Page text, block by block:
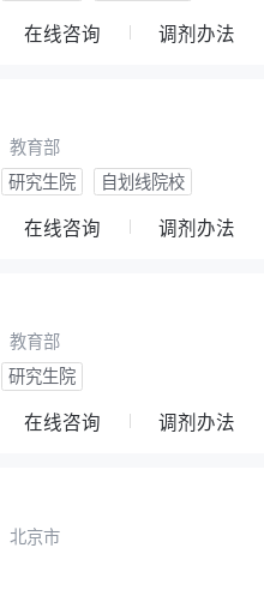
在线咨询 调剂办法
教育部
研究生院 自划线院校
在线咨询 调剂办法
教育部
研究生院
在线咨询 调剂办法
北京市